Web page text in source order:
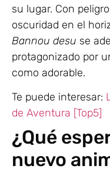
su lugar. Con
oscuridad en el
Bannou desu se
protagonizado por
como adorable.
Te puede interesar:
de Aventura [Top5]
¿Qué
nuevo